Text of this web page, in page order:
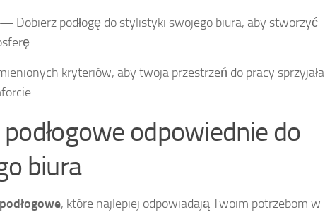
— Dobierz podłogę do stylistyki swojego biura, aby stworzyć
kryteriów, aby twoja przestrzeń do pracy sprzyjała
podłogowe odpowiednie do
biura
, które najlepiej odpowiadają Twoim potrzebom w